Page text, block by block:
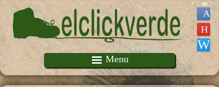
Pasar al contenido principal
Menu